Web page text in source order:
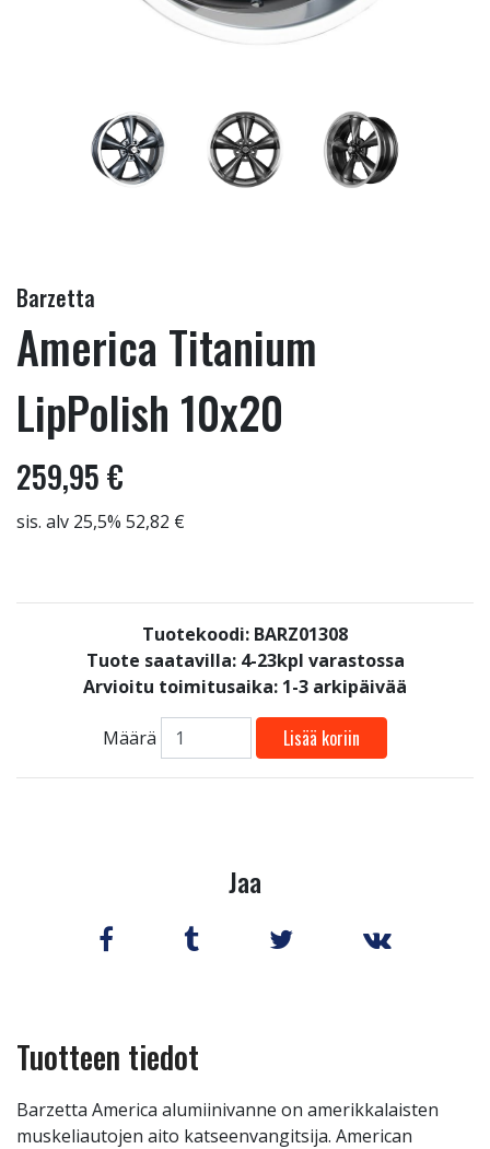
Barzetta
America Titanium
LipPolish 10x20
259,95 €
sis. alv 25,5% 52,82 €
Tuotekoodi: BARZ01308
Tuote saatavilla: 4-23kpl varastossa
Arvioitu toimitusaika: 1-3 arkipäivää
Määrä Lisää koriin
Jaa
Tuotteen tiedot
Barzetta America alumiinivanne on amerikkalaisten
muskeliautojen aito katseenvangitsija. American